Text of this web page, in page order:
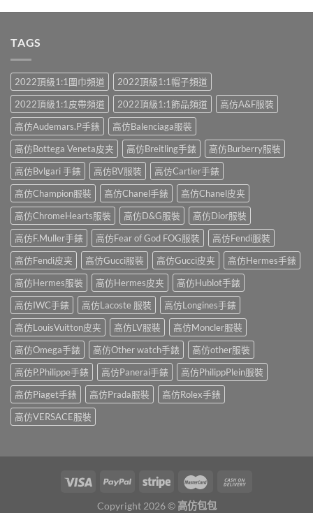
TAGS
2022頂級1:1圍巾頻道
2022頂級1:1帽子頻道
2022頂級1:1皮帶頻道
2022頂級1:1飾品頻道
高仿A&F服裝
高仿Audemars.P手錶
高仿Balenciaga服裝
高仿Bottega Veneta皮夹
高仿Breitling手錶
高仿Burberry服裝
高仿Bvlgari 手錶
高仿BV服裝
高仿Cartier手錶
高仿Champion服裝
高仿Chanel手錶
高仿Chanel皮夹
高仿ChromeHearts服裝
高仿D&G服裝
高仿Dior服裝
高仿F.Muller手錶
高仿Fear of God FOG服裝
高仿Fendi服裝
高仿Fendi皮夹
高仿Gucci服裝 高仿Gucci皮夹
高仿Hermes手錶
高仿Hermes服裝
高仿Hermes皮夹
高仿Hublot手錶
高仿IWC手錶
高仿Lacoste 服裝
高仿Longines手錶
高仿LouisVuitton皮夹
高仿LV服裝
高仿Moncler服裝
高仿Omega手錶
高仿Other watch手錶
高仿other服裝
高仿P.Philippe手錶
高仿Panerai手錶
高仿PhilippPlein服裝
高仿Piaget手錶
高仿Prada服裝
高仿Rolex手錶
高仿VERSACE服裝
Copyright 2026 © 高仿包包